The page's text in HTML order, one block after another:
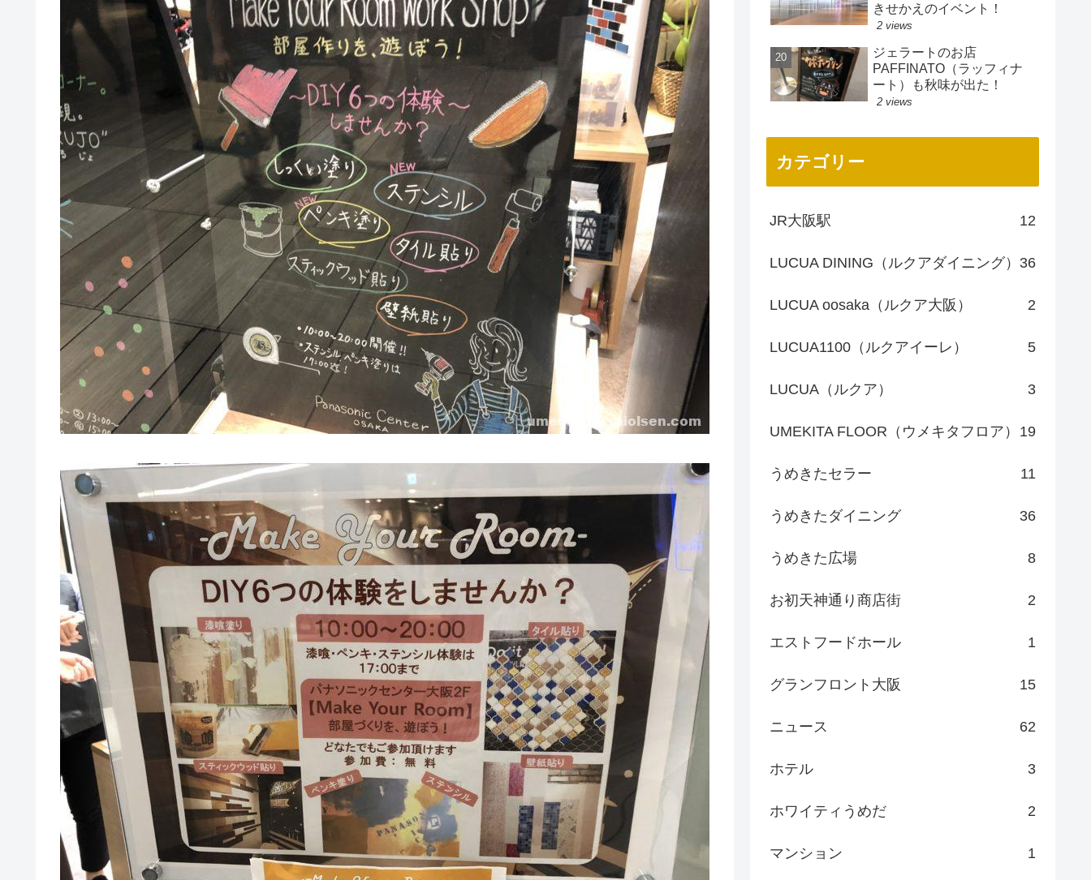
きせかえのイベント！
2 views
ジェラートのお店
PAFFINATO（ラッフィナ
ート）も秋味が出た！
2 views
カテゴリー
JR大阪駅 12
LUCUA DINING（ルクアダイニング） 36
LUCUA oosaka（ルクア大阪） 2
LUCUA1100（ルクアイーレ） 5
LUCUA（ルクア） 3
UMEKITA FLOOR（ウメキタフロア） 19
うめきたセラー 11
うめきたダイニング 36
うめきた広場 8
お初天神通り商店街 2
エストフードホール 1
グランフロント大阪 15
ニュース 62
ホテル 3
ホワイティうめだ 2
マンション 1